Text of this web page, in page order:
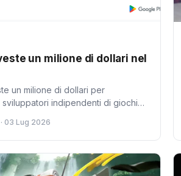
un milione di dollari nel
un milione di dollari per
indipendenti di giochi
della creazione di contenuti
· 03 Lug 2026